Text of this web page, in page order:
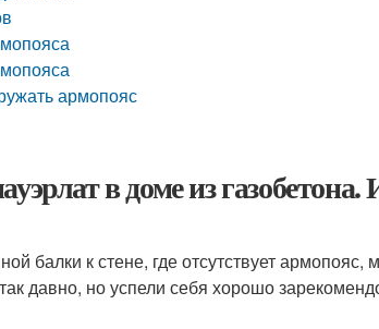
армопояс
в доме из
балки к стене, где отсутствует
давно, но успели себя хорошо